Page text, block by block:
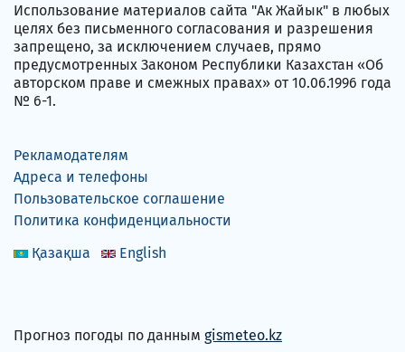
Использование материалов сайта "Ак Жайык" в любых
целях без письменного согласования и разрешения
запрещено, за исключением случаев, прямо
предусмотренных Законом Республики Казахстан «Об
авторском праве и смежных правах» от 10.06.1996 года
№ 6-1.
Рекламодателям
Адреса и телефоны
Пользовательское соглашение
Политика конфиденциальности
Қазақша
English
Прогноз погоды по данным gismeteo.kz